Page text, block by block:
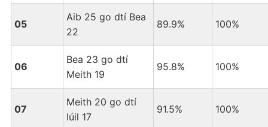
05
Aib 25 go dtí Bea
22
89.9% 100%
06
Bea 23 go dtí
Meith 19
95.8% 100%
07
Meith 20 go dtí
Iúil 17
91.5% 100%